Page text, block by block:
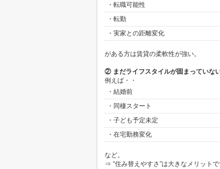
・転職可能性
・転勤
・実家との距離変化
がある方は賃貸の柔軟性が強い。
② まだライフスタイルが固まっていな
例えば・・
・結婚前
・同棲スタート
・子ども予定未定
・在宅勤務変化
など。
⇒ “住み替えやすさ”は大きなメリットで